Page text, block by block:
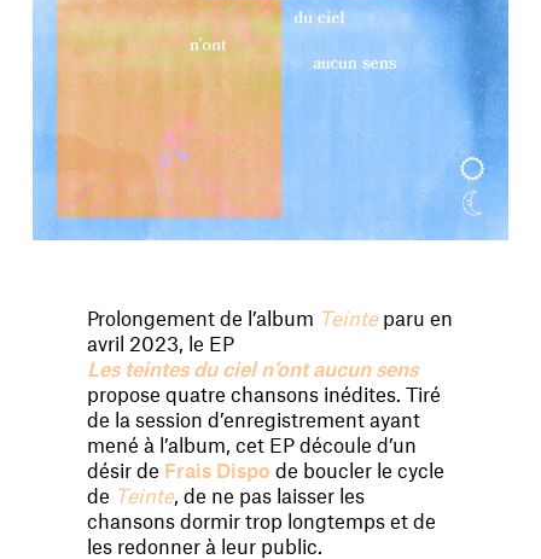
Prolongement de l’album Teinteparu en
avril 2023, le EP
Les teintes du ciel n’ont aucun sens
propose quatre chansons inédites. Tiré
de la session d’enregistrement ayant
mené à l’album, cet EP découle d’un
désir de Frais Dispo de boucler le cycle
de Teinte, de ne pas laisser les
chansons dormir trop longtemps et de
les redonner à leur public.